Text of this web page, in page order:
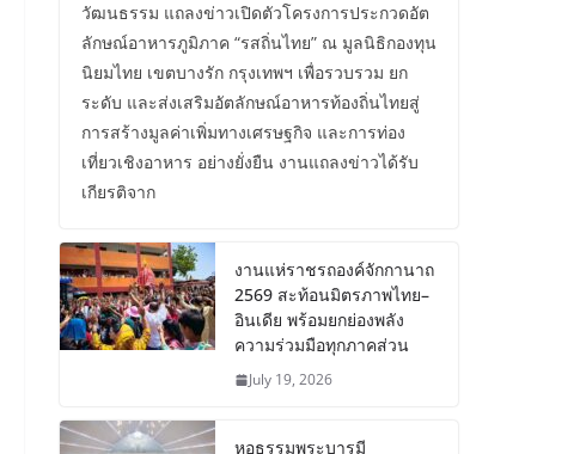
วัฒนธรรม แถลงข่าวเปิดตัวโครงการประกวดอัต
ลักษณ์อาหารภูมิภาค “รสถิ่นไทย” ณ มูลนิธิกองทุน
นิยมไทย เขตบางรัก กรุงเทพฯ เพื่อรวบรวม ยก
ระดับ และส่งเสริมอัตลักษณ์อาหารท้องถิ่นไทยสู่
การสร้างมูลค่าเพิ่มทางเศรษฐกิจ และการท่อง
เที่ยวเชิงอาหาร อย่างยั่งยืน งานแถลงข่าวได้รับ
เกียรติจาก
งานแห่ราชรถองค์จักกานาถ
2569 สะท้อนมิตรภาพไทย–
อินเดีย พร้อมยกย่องพลัง
ความร่วมมือทุกภาคส่วน
July 19, 2026
หอธรรมพระบารมี